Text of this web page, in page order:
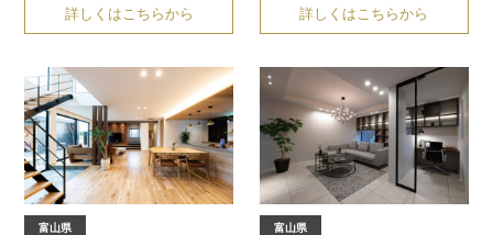
詳しくはこちらから 詳しくはこちらから
富山県 富山県